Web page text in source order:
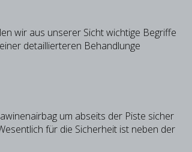
wir aus unserer Sicht wichtige Begriffe
detaillierteren Behandlunge
um abseits der Piste sicher
für die Sicherheit ist neben der